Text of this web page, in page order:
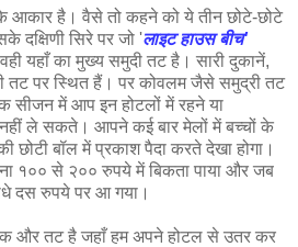
आकार है। वैसे तो कहने को ये तीन छोटे-छोटे
दक्षिणी सिरे पर जो 'लाइट हाउस बीच'
यहाँ का मुख्य समुदी तट है। सारी दुकानें,
तट पर स्थित हैं। पर कोवलम जैसे समुद्री तट
सीजन में आप इन होटलों में रहने या
ले सकते। आपने कई बार मेलों में बच्चों के
छोटी बॉल में प्रकाश पैदा करते देखा होगा।
१०० से २०० रुपये में बिकता पाया और जब
दस रुपये पर आ गया।
और तट है जहाँ हम अपने होटल से उतर कर